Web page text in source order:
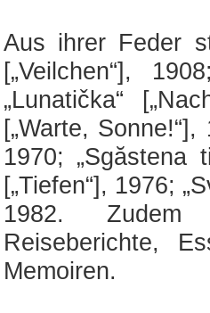
Aus ihrer Feder
[„Veilchen“],
„Lunatička“
[„Warte,
1970; „Sgăstena
[„Tiefen“], 1976;
1982. Zudem
Reiseberichte,
Memoiren.